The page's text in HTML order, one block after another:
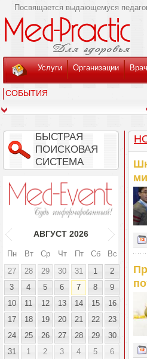
Посвящается выдающемуся
Услуги Организации
СОБЫТИЯ
БЫСТРАЯ
ПОИСКОВАЯ
СИСТЕМА
АВГУСТ 2026
Пн Вт Ср Чт Пт Сб
Вс
27
28 29 30 31 1
2
3
4 5 6 7 8
9
10
11 12 13 14 15
16
17
18 19 20 21 22
23
24
25 26 27 28 29
30
31
1 2 3 4 5 6